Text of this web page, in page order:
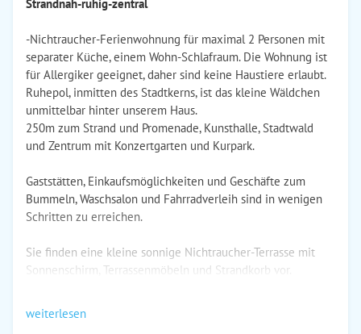
Strandnah-ruhig-zentral
-Nichtraucher-Ferienwohnung für maximal 2 Personen mit
separater Küche, einem Wohn-Schlafraum. Die Wohnung ist
für Allergiker geeignet, daher sind keine Haustiere erlaubt.
Ruhepol, inmitten des Stadtkerns, ist das kleine Wäldchen
unmittelbar hinter unserem Haus.
250m zum Strand und Promenade, Kunsthalle, Stadtwald
und Zentrum mit Konzertgarten und Kurpark.
Gaststätten, Einkaufsmöglichkeiten und Geschäfte zum
Bummeln, Waschsalon und Fahrradverleih sind in wenigen
Schritten zu erreichen.
Sie finden eine kleine sonnige Nichtraucher-Terrasse mit
Sonnenschirm, Terrassenmöbeln und Strandkorb vor.
weiterlesen